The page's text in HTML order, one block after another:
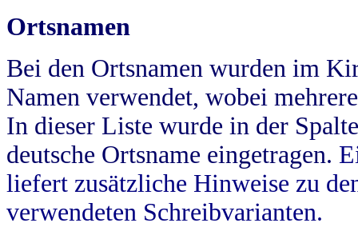
Ortsnamen
Bei den Ortsnamen wurden im
Namen verwendet, wobei
In dieser Liste wurde in der
deutsche Ortsname eingetragen.
liefert zusätzliche Hinweise zu
verwendeten Schreibvarianten.